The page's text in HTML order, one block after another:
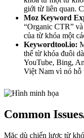
giới từ liên quan.
Moz Keyword
“Organic CTR”
của từ khóa một
Keywordtool.io:
thể từ khóa đuôi
YouTube, Bing,
Việt Nam vì nó hỗ
Common
Mặc dù chiến lược từ